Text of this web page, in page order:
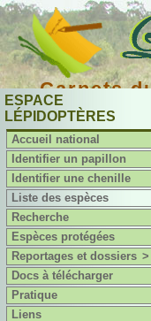
Carnets
ESPACE
LÉPIDOPTÈRES
Accueil national
Identifier un papillon
Identifier une chenille
Liste des espèces
Recherche
Espèces protégées
Reportages et dossiers >
Docs à télécharger
Pratique
Liens